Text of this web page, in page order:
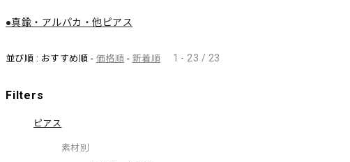
●真鍮・アルパカ・他ピアス
並び順 : おすすめ順 - 価格順 - 新着順 1 - 23 / 23
Filters
ピアス
素材別